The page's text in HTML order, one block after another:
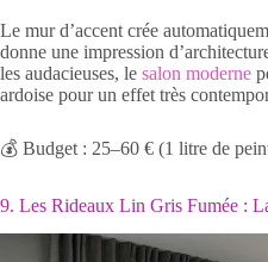
Le mur d’accent crée
donne une impression
les audacieuses, le salon moderne
ardoise pour un effet très
💰 Budget : 25–60 € (1 litre de
9. Les Rideaux Lin Gris Fumée :